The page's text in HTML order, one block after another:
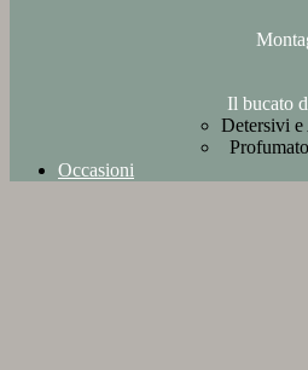
Il bucato
Detersivi
Occasioni